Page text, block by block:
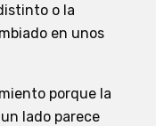
o la
en unos
porque la
lado parece